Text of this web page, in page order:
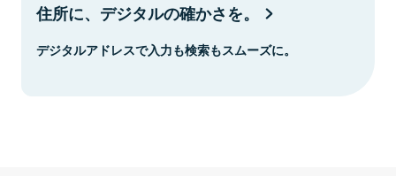
住所に、デジタルの確かさを。
デジタルアドレスで入力も検索もスムーズに。